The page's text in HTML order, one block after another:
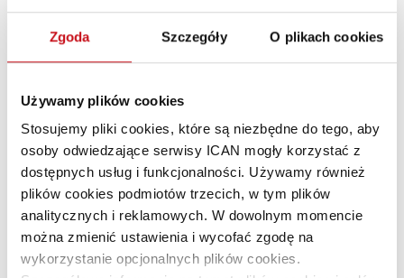
Zgoda Szczegóły O plikach cookies
Używamy plików cookies
Stosujemy pliki cookies, które są niezbędne do tego, aby
osoby odwiedzające serwisy ICAN mogły korzystać z
dostępnych usług i funkcjonalności. Używamy również
plików cookies podmiotów trzecich, w tym plików
analitycznych i reklamowych. W dowolnym momencie
można zmienić ustawienia i wycofać zgodę na
wykorzystanie opcjonalnych plików cookies.
Przy wyborze odpowiedniej szkoły warto wziąć pod uwagę
kilka istotnych czynników:
z aktualnymi i przewidywanymi wymogami rynku
pracy.
Dostępność profesjonalnie wyposażonych pracowni
zawodowych bezpośrednio na terenie danej placówki.
Możliwość odbycia wartościowych praktyk
zawodowych u renomowanych pracodawców
w regionie.
Wysoka zdawalność zewnętrznych egzaminów